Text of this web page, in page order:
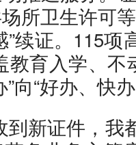
所卫生许可
”续证。115
教育入学、
”向“好办、快
到新证件，我